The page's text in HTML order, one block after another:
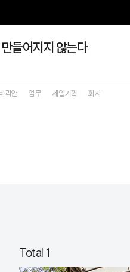
들어지지 않는다
리안 업무 제일기획 회사
Total 1